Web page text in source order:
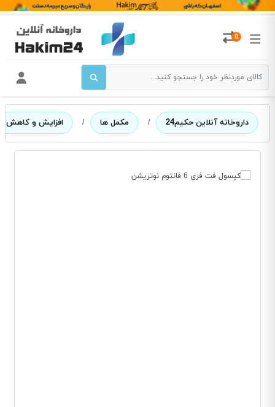
0
داروخانه آنلاین حکیم24 / مکمل ها / افزایش و کاهش